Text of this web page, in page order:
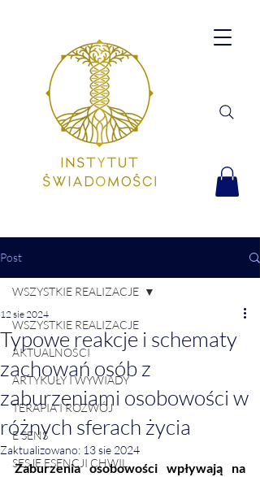
Post
WSZYSTKIE REALIZACJE
AKTUALNOŚCI
ARTYKUŁY I WYWIADY
TERAPIA I ROZWÓJ
E SENS
SESJE ESENCJI CHWIL
WSZYSTKIE REALIZACJE
Typowe reakcje i schematy
zachowań osób z
zaburzeniami osobowości w
różnych sferach życia
12 sie 2024
Zaktualizowano: 13 sie 2024
Zaburzenia osobowości wpływają na